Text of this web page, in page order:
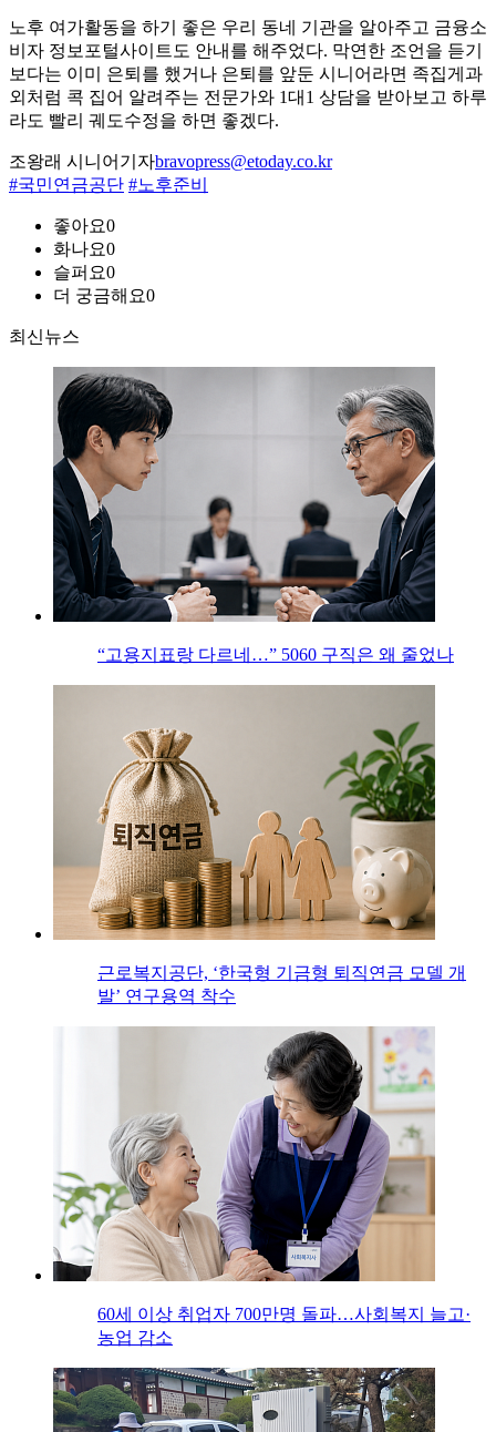
노후 여가활동을 하기 좋은 우리 동네 기관을 알아주고 금융소
비자 정보포털사이트도 안내를 해주었다. 막연한 조언을 듣기
보다는 이미 은퇴를 했거나 은퇴를 앞둔 시니어라면 족집게과
외처럼 콕 집어 알려주는 전문가와 1대1 상담을 받아보고 하루
라도 빨리 궤도수정을 하면 좋겠다.
조왕래 시니어기자bravopress@etoday.co.kr
#국민연금공단 #노후준비
좋아요0
화나요0
슬퍼요0
더 궁금해요0
최신뉴스
“고용지표랑 다르네…” 5060 구직은 왜 줄었나
근로복지공단, ‘한국형 기금형 퇴직연금 모델 개
발’ 연구용역 착수
60세 이상 취업자 700만명 돌파…사회복지 늘고·
농업 감소